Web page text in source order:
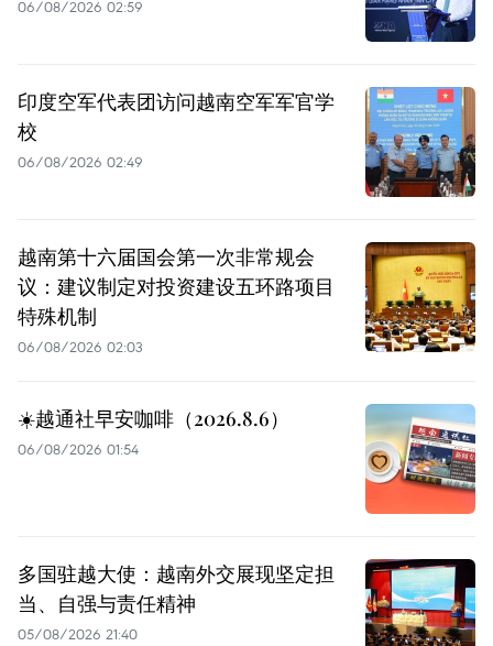
06/08/2026 02:59
印度空军代表团访问越南空军军官学
校
06/08/2026 02:49
越南第十六届国会第一次非常规会
议：建议制定对投资建设五环路项目
特殊机制
06/08/2026 02:03
☀️越通社早安咖啡（2026.8.6）
06/08/2026 01:54
多国驻越大使：越南外交展现坚定担
当、自强与责任精神
05/08/2026 21:40